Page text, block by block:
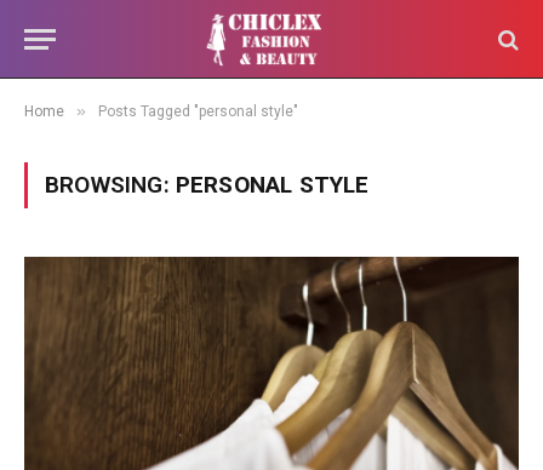
Home » Posts Tagged "personal style"
BROWSING: PERSONAL STYLE